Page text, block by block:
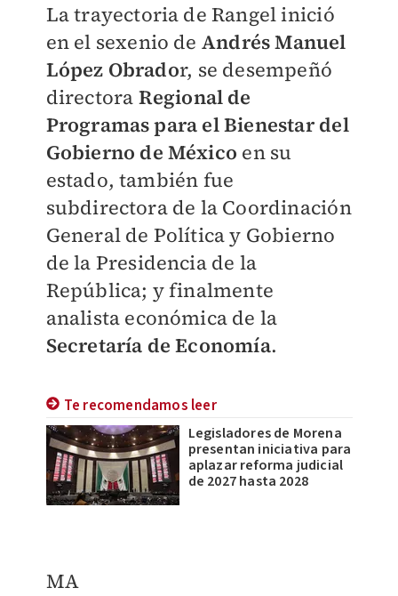
La trayectoria de Rangel inició
en el sexenio de Andrés Manuel
López Obrador, se desempeñó
directora Regional de
Programas para el Bienestar del
Gobierno de México en su
estado, también fue
subdirectora de la Coordinación
General de Política y Gobierno
de la Presidencia de la
República; y finalmente
analista económica de la
Secretaría de Economía.
Te recomendamos leer
Legisladores de Morena
presentan iniciativa para
aplazar reforma judicial
de 2027 hasta 2028
MA